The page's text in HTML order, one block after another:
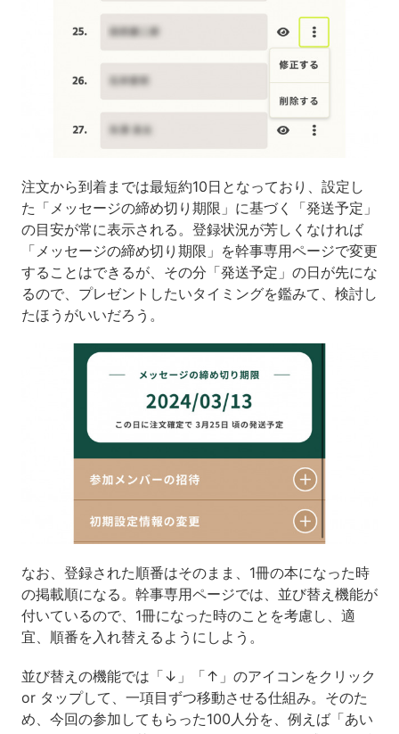
注文から到着までは最短約10日となっており、設定し
た「メッセージの締め切り期限」に基づく「発送予定」
の目安が常に表示される。登録状況が芳しくなければ
「メッセージの締め切り期限」を幹事専用ページで変更
することはできるが、その分「発送予定」の日が先にな
るので、プレゼントしたいタイミングを鑑みて、検討し
たほうがいいだろう。
なお、登録された順番はそのまま、1冊の本になった時
の掲載順になる。幹事専用ページでは、並び替え機能が
付いているので、1冊になった時のことを考慮し、適
宜、順番を入れ替えるようにしよう。
並び替えの機能では「↓」「↑」のアイコンをクリック
or タップして、一項目ずつ移動させる仕組み。そのた
め、今回の参加してもらった100人分を、例えば「あい